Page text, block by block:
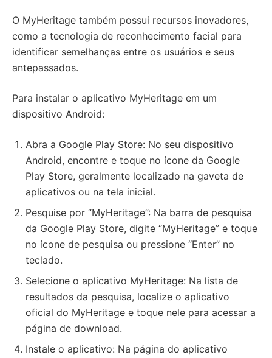
O MyHeritage também possui recursos inovadores,
como a tecnologia de reconhecimento facial para
identificar semelhanças entre os usuários e seus
antepassados.
Para instalar o aplicativo MyHeritage em um
dispositivo Android:
Abra a Google Play Store: No seu dispositivo
Android, encontre e toque no ícone da Google
Play Store, geralmente localizado na gaveta de
aplicativos ou na tela inicial.
Pesquise por “MyHeritage”: Na barra de pesquisa
da Google Play Store, digite “MyHeritage” e toque
no ícone de pesquisa ou pressione “Enter” no
teclado.
Selecione o aplicativo MyHeritage: Na lista de
resultados da pesquisa, localize o aplicativo
oficial do MyHeritage e toque nele para acessar a
página de download.
Instale o aplicativo: Na página do aplicativo